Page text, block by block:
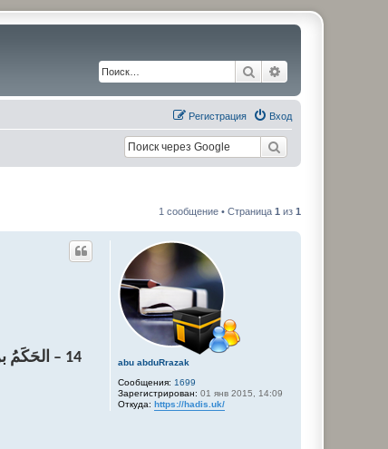
Поиск
Вход
Регистрация
1 сообщение • Страница 1 из 1
abu abduRrazak
Сообщения: 1699
Зарегистрирован: 01 янв 2015, 14:09
Откуда: https://hadis.uk/
14 – الحَكَمُ بنُ أَبِي العَاصِ بنِ أُمَيَّةَ الأُمَوِيُّ أَبُو مَرْوَانَ